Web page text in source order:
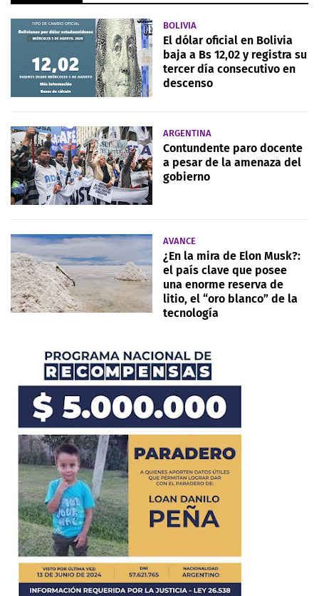
BOLIVIA
El dólar oficial en Bolivia
baja a Bs 12,02 y registra su
tercer día consecutivo en
descenso
ARGENTINA
Contundente paro docente
a pesar de la amenaza del
gobierno
AVANCE
¿En la mira de Elon Musk?:
el país clave que posee
una enorme reserva de
litio, el “oro blanco” de la
tecnología